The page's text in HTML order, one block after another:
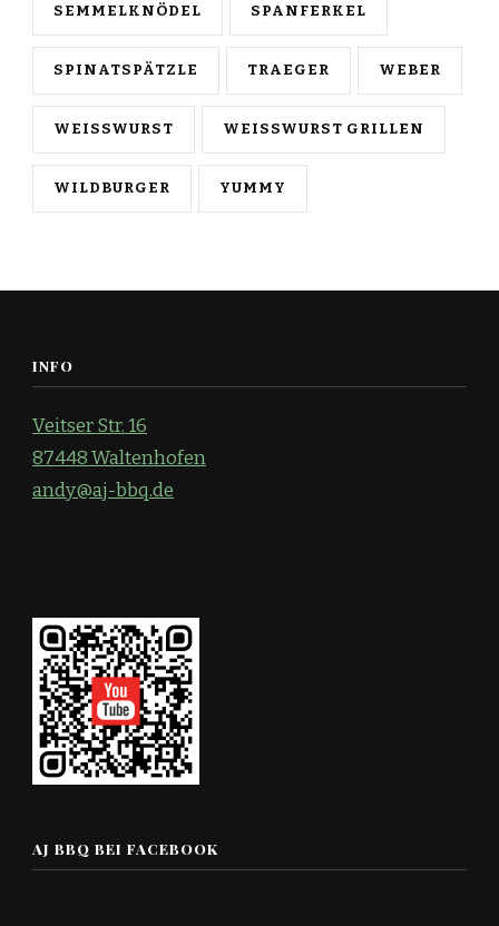
SEMMELKNÖDEL SPANFERKEL
SPINATSPÄTZLE TRAEGER WEBER
WEISSWURST WEISSWURST GRILLEN
WILDBURGER YUMMY
INFO
Veitser Str. 16
87448 Waltenhofen
andy@aj-bbq.de
AJ BBQ BEI FACEBOOK